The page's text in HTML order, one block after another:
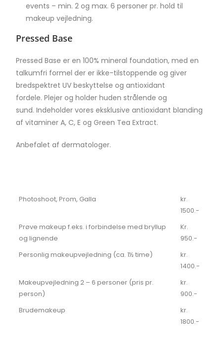
events – min. 2 og max. 6 personer pr. hold til
makeup vejledning.
Pressed Base
Pressed Base er en 100% mineral foundation, med en
talkumfri formel der er ikke-tilstoppende og giver
bredspektret UV beskyttelse og antioxidant
fordele. Plejer og holder huden strålende og
sund. Indeholder vores eksklusive antioxidant blanding
af vitaminer A, C, E og Green Tea Extract.
Anbefalet af dermatologer.
Photoshoot, Prom, Galla
kr.
1500.-
Prøve makeup f.eks. i forbindelse med bryllup
og lignende
Kr.
950.-
Personlig makeupvejledning (ca. 1½ time)
kr.
1400.-
Makeupvejledning 2 – 6 personer (pris pr.
person)
kr.
900.-
Brudemakeup
kr.
1800.-